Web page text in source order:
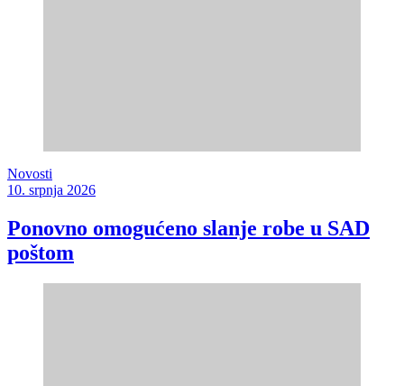
Novosti
10. srpnja 2026
Ponovno omogućeno slanje robe u SAD
poštom